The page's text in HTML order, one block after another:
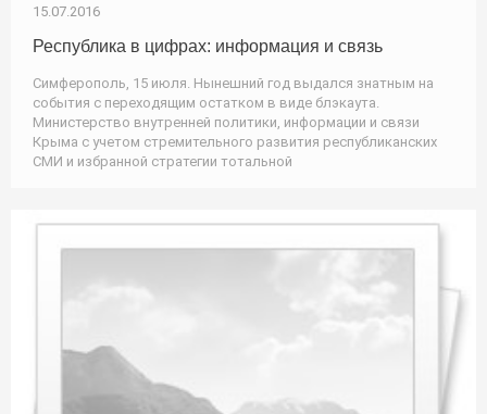
15.07.2016
Республика в цифрах: информация и связь
Симферополь, 15 июля. Нынешний год выдался знатным на
события с переходящим остатком в виде блэкаута.
Министерство внутренней политики, информации и связи
Крыма с учетом стремительного развития республиканских
СМИ и избранной стратегии тотальной